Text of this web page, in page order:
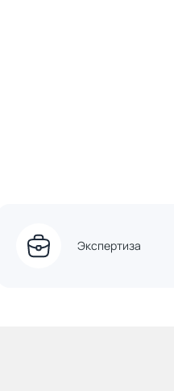
Экспертиза